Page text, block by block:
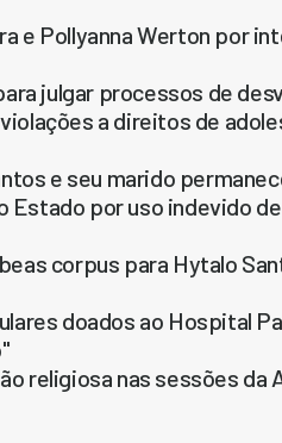
e Pollyanna Werton por
julgar processos de
a direitos de
e seu marido
Estado por uso indevido
corpus para Hytalo
doados ao Hospital
religiosa nas sessões da